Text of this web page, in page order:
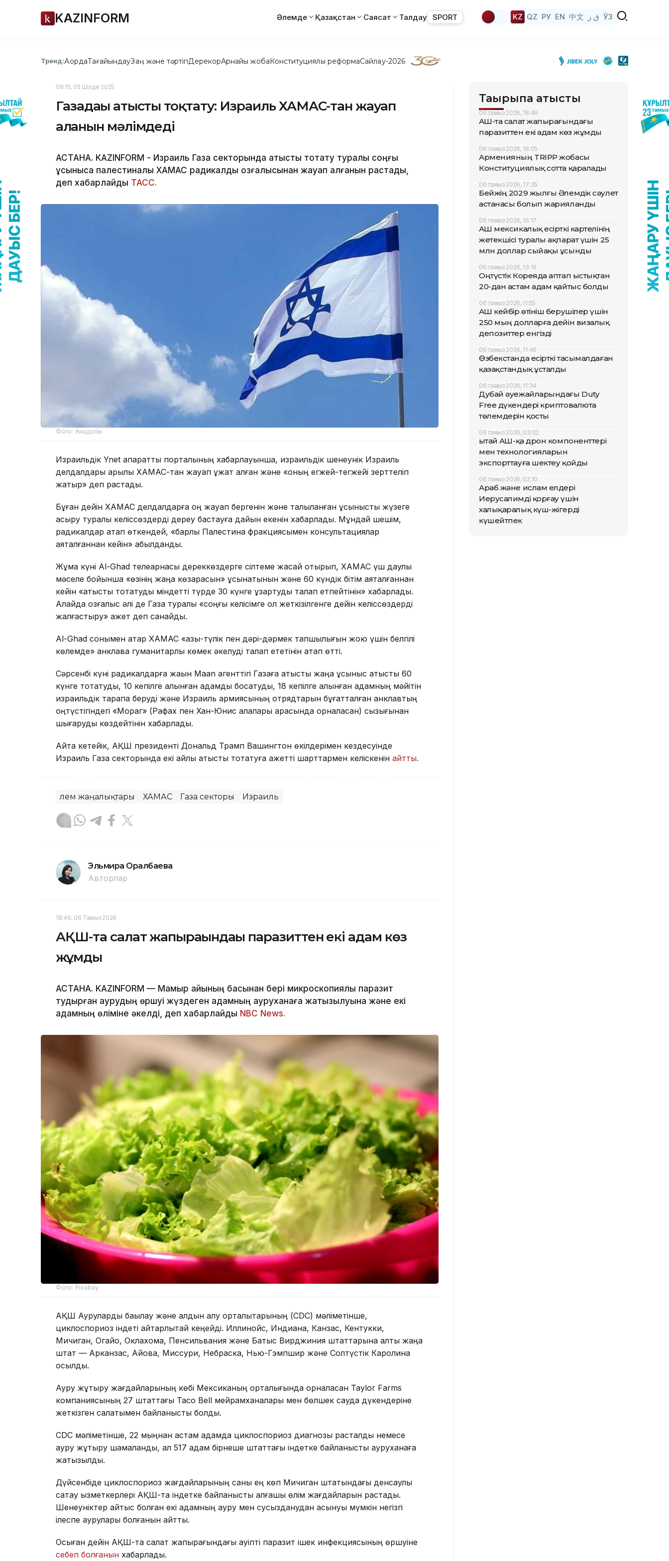
KAZINFORM Әлемде Қазақстан Саясат Талдау SPORT KZ QZ РУ EN 中文 ق ز ЎЗ
Тренд:АқордаТағайындауЗаң және тәртіпДерекқорАрнайы жобаКонституциялық реформаСайлау-2026
09:15, 05 Шілде 2025
Газадағы атысты тоқтату: Израиль ХАМАС-тан жауап
алғанын мәлімдеді
АСТАНА. KAZINFORM - Израиль Газа секторында атысты тоқтату туралы соңғы
ұсынысқа палестиналық ХАМАС радикалдық қозғалысынан жауап алғанын растады,
деп хабарлайды ТАСС.
Фото: Анадолы
Израильдік Ynet ақпараттық порталының хабарлауынша, израильдік шенеунік Израиль
делдалдары арқылы ХАМАС-тан жауап құжат алған және «оның егжей-тегжейі зерттеліп
жатыр» деп растады.
Бұған дейін ХАМАС делдалдарға оң жауап бергенін және талқыланған ұсынысты жүзеге
асыру туралы келіссөздерді дереу бастауға дайын екенін хабарлады. Мұндай шешім,
радикалдар атап өткендей, «барлық Палестина фракциясымен консультациялар
аяқталғаннан кейін» қабылданды.
Жұма күні Al-Ghad телеарнасы дереккөздерге сілтеме жасай отырып, ХАМАС үш даулы
мәселе бойынша «өзінің жаңа көзқарасын» ұсынатынын және 60 күндік бітім аяқталғаннан
кейін «атысты тоқтатуды міндетті түрде 30 күнге ұзартуды талап етпейтінін» хабарлады.
Алайда қозғалыс әлі де Газа туралы «соңғы келісімге қол жеткізілгенге дейін келіссөздерді
жалғастыру» қажет деп санайды.
Al-Ghad сонымен қатар ХАМАС «азық-түлік пен дәрі-дәрмек тапшылығын жою үшін белгілі
көлемде» анклавқа гуманитарлық көмек әкелуді талап ететінін атап өтті.
Сәрсенбі күні радикалдарға жақын Maan агенттігі Газаға қатысты жаңа ұсыныс атысты 60
күнге тоқтатуды, 10 кепілге алынған адамды босатуды, 18 кепілге алынған адамның мәйітін
израильдік тарапқа беруді және Израиль армиясының отрядтарын бұғатталған анклавтың
оңтүстігіндегі «Мораг» (Рафах пен Хан-Юнис қалалары арасында орналасқан) сызығынан
шығаруды көздейтінін хабарлады.
Айта кетейік, АҚШ президенті Дональд Трамп Вашингтон өкілдерімен кездесуінде
Израиль Газа секторында екі айлық атысты тоқтатуға қажетті шарттармен келіскенін айтты.
Әлем жаңалықтары ХАМАС Газа секторы Израиль
Эльмира Оралбаева
Авторлар
18:46, 06 Тамыз 2026
АҚШ-та салат жапырағындағы паразиттен екі адам көз
жұмды
АСТАНА. KAZINFORM — Мамыр айының басынан бері микроскопиялық паразит
тудырған аурудың өршуі жүздеген адамның ауруханаға жатқызылуына және екі
адамның өліміне әкелді, деп хабарлайды NBC News.
Фото: Pixabay
АҚШ Ауруларды бақылау және алдын алу орталықтарының (CDC) мәліметінше,
циклоспориоз індеті айтарлықтай кеңейді. Иллинойс, Индиана, Канзас, Кентукки,
Мичиган, Огайо, Оклахома, Пенсильвания және Батыс Вирджиния штаттарына алты жаңа
штат — Арканзас, Айова, Миссури, Небраска, Нью-Гэмпшир және Солтүстік Каролина
қосылды.
Ауру жұқтыру жағдайларының көбі Мексиканың орталығында орналасқан Taylor Farms
компаниясының 27 штаттағы Taco Bell мейрамханалары мен бөлшек сауда дүкендеріне
жеткізген салатымен байланысты болды.
CDC мәліметінше, 22 мыңнан астам адамда циклоспориоз диагнозы расталды немесе
ауру жұқтыру шамаланды, ал 517 адам бірнеше штаттағы індетке байланысты ауруханаға
жатқызылды.
Дүйсенбіде циклоспориоз жағдайларының саны ең көп Мичиган штатындағы денсаулық
сақтау қызметкерлері АҚШ-та індетке байланысты алғашқы өлім жағдайларын растады.
Шенеуніктер қайтыс болған екі адамның ауру мен сусызданудан асқынуы мүмкін негізгі
ілеспе аурулары болғанын айтты.
Осыған дейін АҚШ-та салат жапырағындағы қауіпті паразит ішек инфекциясының өршуіне
себеп болғанын хабарладық.
Тақырыпқа қатысты
06 тамыз 2026, 18:46
АҚШ-та салат жапырағындағы
паразиттен екі адам көз жұмды
06 тамыз 2026, 18:05
Арменияның TRIPP жобасы
Конституциялық сотта қаралады
06 тамыз 2026, 17:35
Бейжің 2029 жылғы Әлемдік сәулет
астанасы болып жарияланды
06 тамыз 2026, 16:17
АҚШ мексикалық есірткі картелінің
жетекшісі туралы ақпарат үшін 25
млн доллар сыйақы ұсынды
06 тамыз 2026, 13:19
Оңтүстік Кореяда аптап ыстықтан
20-дан астам адам қайтыс болды
06 тамыз 2026, 11:55
АҚШ кейбір өтініш берушілер үшін
250 мың долларға дейін визалық
депозиттер енгізді
06 тамыз 2026, 11:46
Өзбекстанда есірткі тасымалдаған
қазақстандық ұсталды
06 тамыз 2026, 11:34
Дубай әуежайларындағы Duty
Free дүкендері криптовалюта
төлемдерін қосты
06 тамыз 2026, 03:02
Қытай АҚШ-қа дрон компоненттері
мен технологияларын
экспорттауға шектеу қойды
06 тамыз 2026, 02:10
Араб және ислам елдері
Иерусалимді қорғау үшін
халықаралық күш-жігерді
күшейтпек